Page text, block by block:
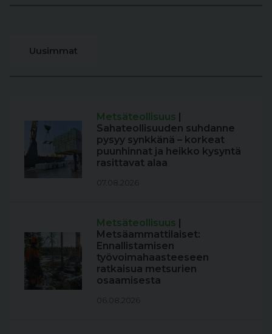
Uusimmat
Metsäteollisuus |
Sahateollisuuden suhdanne
pysyy synkkänä – korkeat
puunhinnat ja heikko kysyntä
rasittavat alaa
07.08.2026
Metsäteollisuus |
Metsäammattilaiset:
Ennallistamisen
työvoimahaasteeseen
ratkaisua metsurien
osaamisesta
06.08.2026